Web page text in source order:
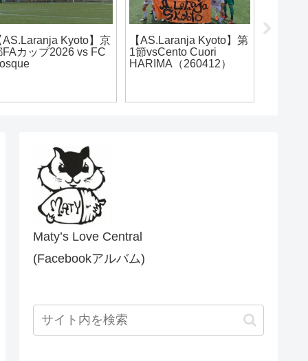
AS.Laranja Kyoto】第
vs FC BASARA
（260418）
初ホタル★
Maty’s Love Central
(Facebookアルバム)